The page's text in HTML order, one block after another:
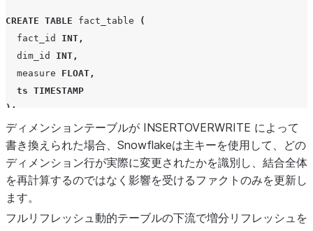
CREATE TABLE fact_table
(
fact_id
INT ,
dim_id
INT ,
measure
FLOAT ,
ts TIMESTAMP
);
CREATE DYNAMIC TABLE
enriched_facts
TARGET_LAG
= '30 minutes'
WAREHOUSE = mywh
REFRESH_MODE
AS
ディメンションテーブルが INSERTOVERWRITE によって
書き換えられた場合、Snowflakeは主キーを使用して、どの
ディメンション行が実際に変更されたかを識別し、結合全体
を再計算するのではなく影響を受けるファクトのみを更新し
ます。
フルリフレッシュ動的テーブルの下流で増分リフレッシュを